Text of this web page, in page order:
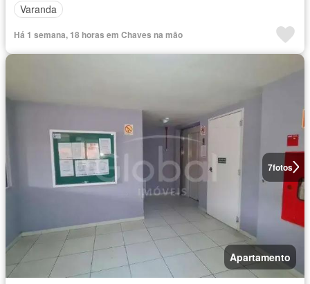
Varanda
Há 1 semana, 18 horas em Chaves na mão
7fotos
Apartamento